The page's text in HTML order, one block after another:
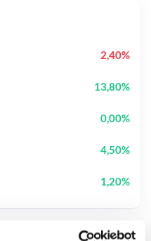
2,40%
13,80%
0,00%
4,50%
1,20%